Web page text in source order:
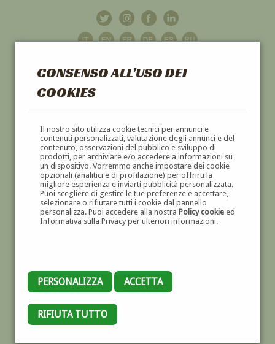
CONSENSO ALL'USO DEI
COOKIES
Il nostro sito utilizza cookie tecnici per annunci e
contenuti personalizzati, valutazione degli annunci e del
contenuto, osservazioni del pubblico e sviluppo di
prodotti, per archiviare e/o accedere a informazioni su
un dispositivo. Vorremmo anche impostare dei cookie
opzionali (analitici e di profilazione) per offrirti la
migliore esperienza e inviarti pubblicità personalizzata.
Puoi scegliere di gestire le tue preferenze e accettare,
selezionare o rifiutare tutti i cookie dal pannello
personalizza. Puoi accedere alla nostra Policy cookieed
Informativa sulla Privacy per ulteriori informazioni.
PERSONALIZZA ACCETTA
RIFIUTA TUTTO
GALLERIAD'ARTE
DIPINTI E SCULTURE '800 E '900